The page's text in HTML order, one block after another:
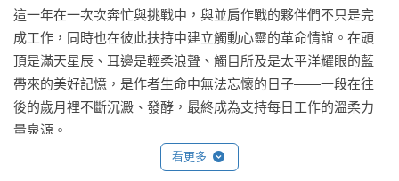
這一年在一次次奔忙與挑戰中，與並肩作戰的夥伴們不只是完
成工作，同時也在彼此扶持中建立觸動心靈的革命情誼。在頭
頂是滿天星辰、耳邊是輕柔浪聲、觸目所及是太平洋耀眼的藍
帶來的美好記憶，是作者生命中無法忘懷的日子——一段在往
後的歲月裡不斷沉澱、發酵，最終成為支持每日工作的溫柔力
量泉源。
看更多